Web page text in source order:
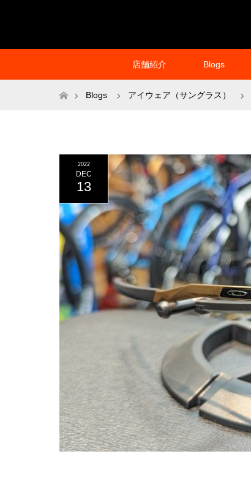
店舗紹介 Blogs
ホームBlogs アイウェア（サングラス）
2022
DEC
13